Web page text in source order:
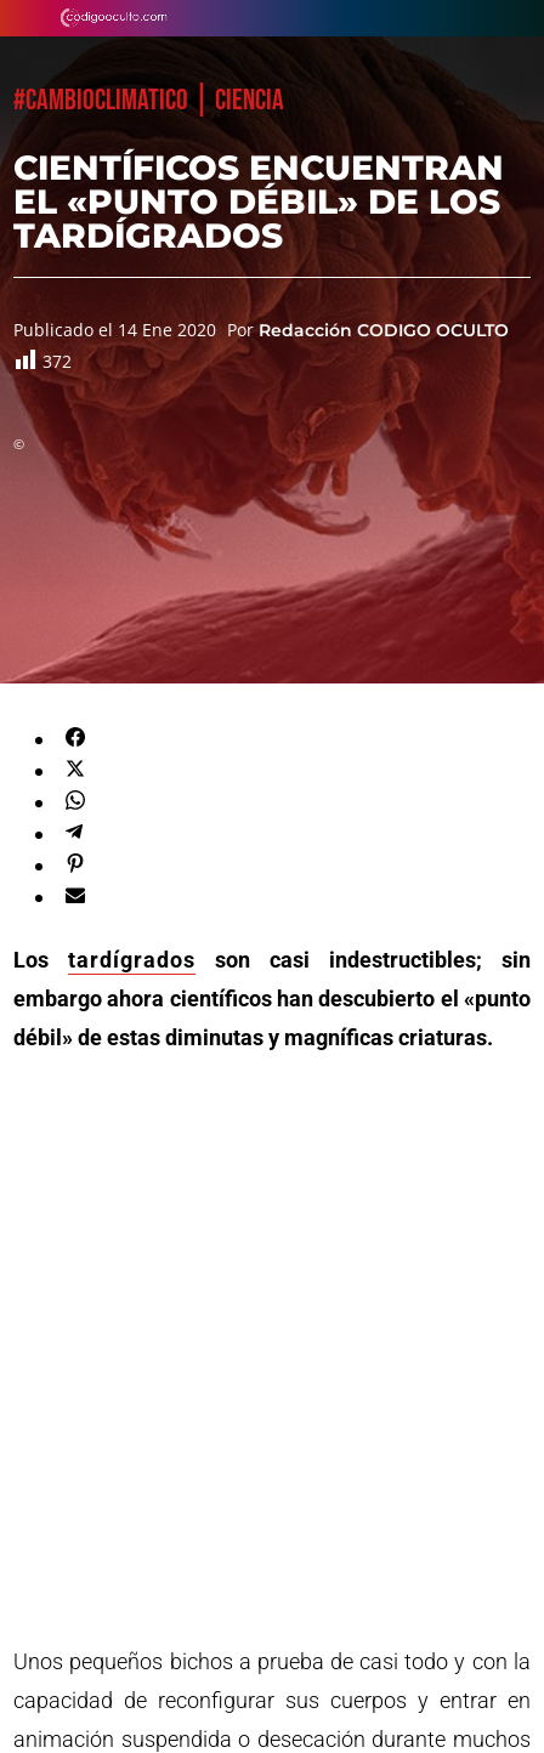
#CAMBIOCLIMATICO|CIENCIA
CIENTÍFICOS ENCUENTRAN
EL «PUNTO DÉBIL» DE LOS
TARDÍGRADOS
Publicado el 14 Ene 2020 PorRedacción CODIGO OCULTO
372
©
Lostardígrados son casi indestructibles; sin
embargo ahora científicos han descubierto el «punto
débil» de estas diminutas y magníficas criaturas.
Unos pequeños bichos a prueba de casi todo y con la
capacidad de reconfigurar sus cuerpos y entrar en
animación suspendida o desecación durante muchos